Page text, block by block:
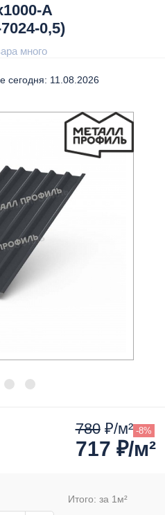
A
0,5)
много
сегодня: 11.08.2026
780₽/м² -8%
717 ₽/м²
Итого: за 1 м²